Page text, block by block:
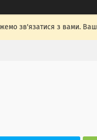
зв'язатися з вами.